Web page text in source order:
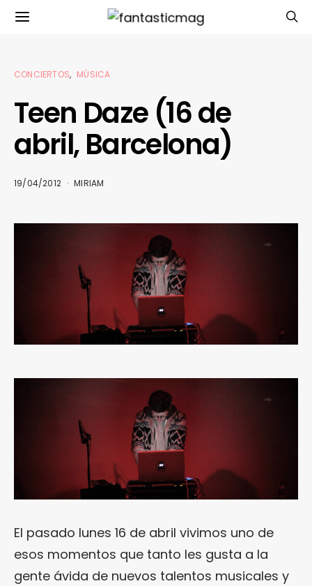
CONCIERTOS MÚSICA
Teen Daze (16 de
abril, Barcelona)
19/04/2012 MIRIAM
El pasado lunes 16 de abril vivimos uno de
esos momentos que tanto les gusta a la
gente ávida de nuevos talentos musicales y